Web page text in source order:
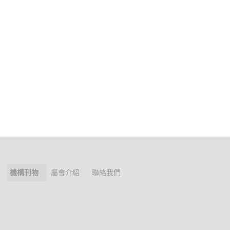
機構刊物 屬會介紹 聯絡我們